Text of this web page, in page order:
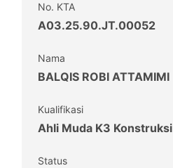
No. KTA
A03.25.90.JT.00052
Nama
BALQIS ROBI ATTAMIMI
Kualifikasi
Ahli Muda K3 Konstruksi
Status